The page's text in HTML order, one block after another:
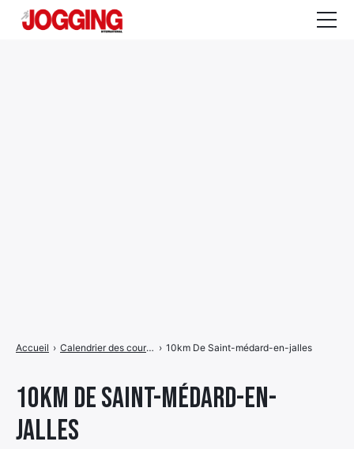
10km De Saint-médard-en-
jalles
Accueil › Calendrier des courses › 10km De Saint-médard-en-jalles
Élément
de
ÉlémentÉlément